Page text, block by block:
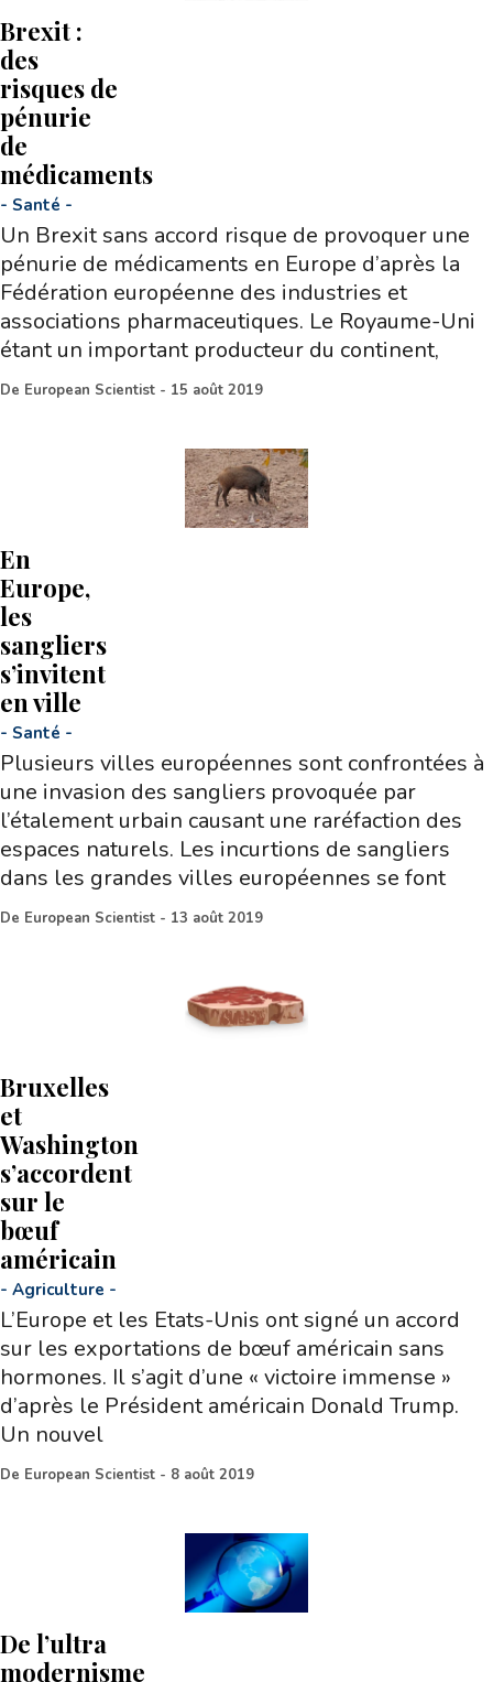
Brexit :
des
risques de
pénurie
de
médicaments
- Santé -
Un Brexit sans accord risque de provoquer une
pénurie de médicaments en Europe d’après la
Fédération européenne des industries et
associations pharmaceutiques. Le Royaume-Uni
étant un important producteur du continent,
De European Scientist - 15 août 2019
En
Europe,
les
sangliers
s’invitent
en ville
- Santé -
Plusieurs villes européennes sont confrontées à
une invasion des sangliers provoquée par
l’étalement urbain causant une raréfaction des
espaces naturels. Les incurtions de sangliers
dans les grandes villes européennes se font
De European Scientist - 13 août 2019
Bruxelles
et
Washington
s’accordent
sur le
bœuf
américain
- Agriculture -
L’Europe et les Etats-Unis ont signé un accord
sur les exportations de bœuf américain sans
hormones. Il s’agit d’une « victoire immense »
d’après le Président américain Donald Trump.
Un nouvel
De European Scientist - 8 août 2019
De l’ultra
modernisme